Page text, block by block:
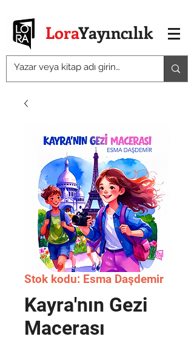
LoraYayıncılık
Stok kodu: Esma Daşdemir
Kayra'nın Gezi
Macerası